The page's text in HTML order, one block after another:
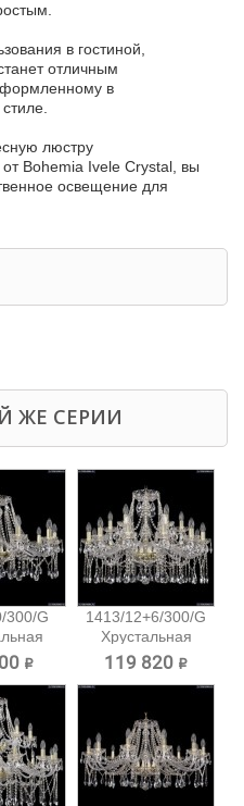
в гостиной,
отличным
в
люстру
Bohemia Ivele Crystal, вы
освещение для
ЖЕ СЕРИИ
300/G
₽
1413/12+6/300/G
Хрустальная
подвесная...
119 820 ₽